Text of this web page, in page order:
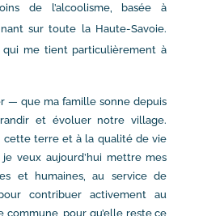
de l’alcoolisme, basée à
sur toute la Haute-Savoie.
qui me tient particulièrement à
— que ma famille sonne depuis
et évoluer notre village.
cette terre et à la qualité de vie
veux aujourd’hui mettre mes
et humaines, au service de
contribuer activement au
pour qu’elle reste ce